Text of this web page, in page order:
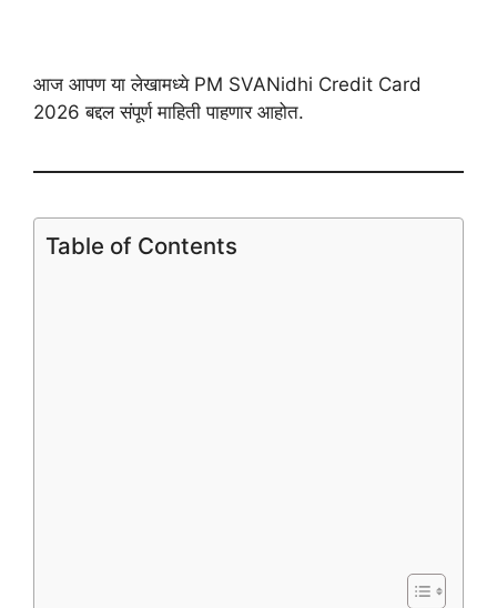
आज आपण या लेखामध्ये PM SVANidhi Credit Card
2026 बद्दल संपूर्ण माहिती पाहणार आहोत.
Table of Contents